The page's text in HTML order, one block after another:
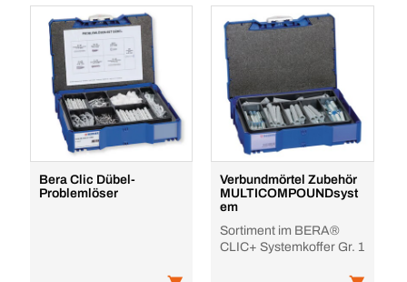
Bera Clic Dübel-
Problemlöser
Verbundmörtel Zubehör
MULTICOMPOUNDsyst
em
Sortiment im BERA®
CLIC+ Systemkoffer Gr. 1